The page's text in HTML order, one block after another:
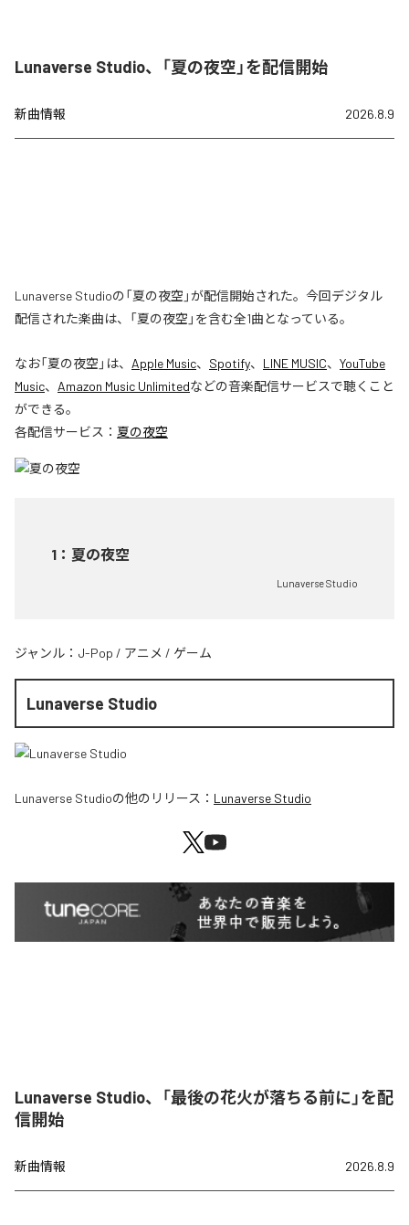
Lunaverse Studio、「夏の夜空」を配信開始
新曲情報 2026.8.9
Lunaverse Studioの「夏の夜空」が配信開始された。今回デジタル
配信された楽曲は、「夏の夜空」を含む全1曲となっている。
なお「夏の夜空 」は、 Apple Music、 Spotify、 LINE MUSIC、 YouTube
Music、 Amazon Music Unlimitedなどの音楽配信サービスで聴くこと
ができる。
各配信サービス： 夏の夜空
1 ： 夏の夜空
Lunaverse Studio
ジャンル： J-Pop / アニメ / ゲーム
Lunaverse Studio
Lunaverse Studioの他のリリース： Lunaverse Studio
Lunaverse Studio、「最後の花火が落ちる前に」を配
信開始
新曲情報 2026.8.9